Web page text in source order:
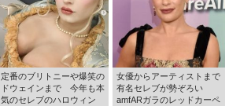
定番のブリトニーや爆笑の
ドウェインまで 今年も本
気のセレブのハロウィン
女優からアーティストまで
有名セレブが勢ぞろい
amfARガラのレッドカーペ